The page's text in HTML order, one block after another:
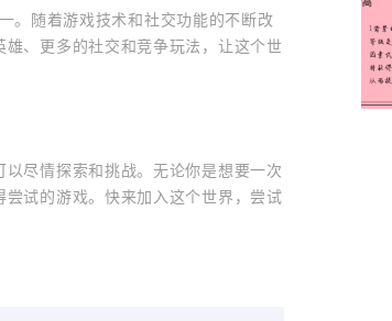
。随着游戏技术和社交功能的不断改
、更多的社交和竞争玩法，让这个世
尽情探索和挑战。无论你是想要一次
试的游戏。快来加入这个世界，尝试